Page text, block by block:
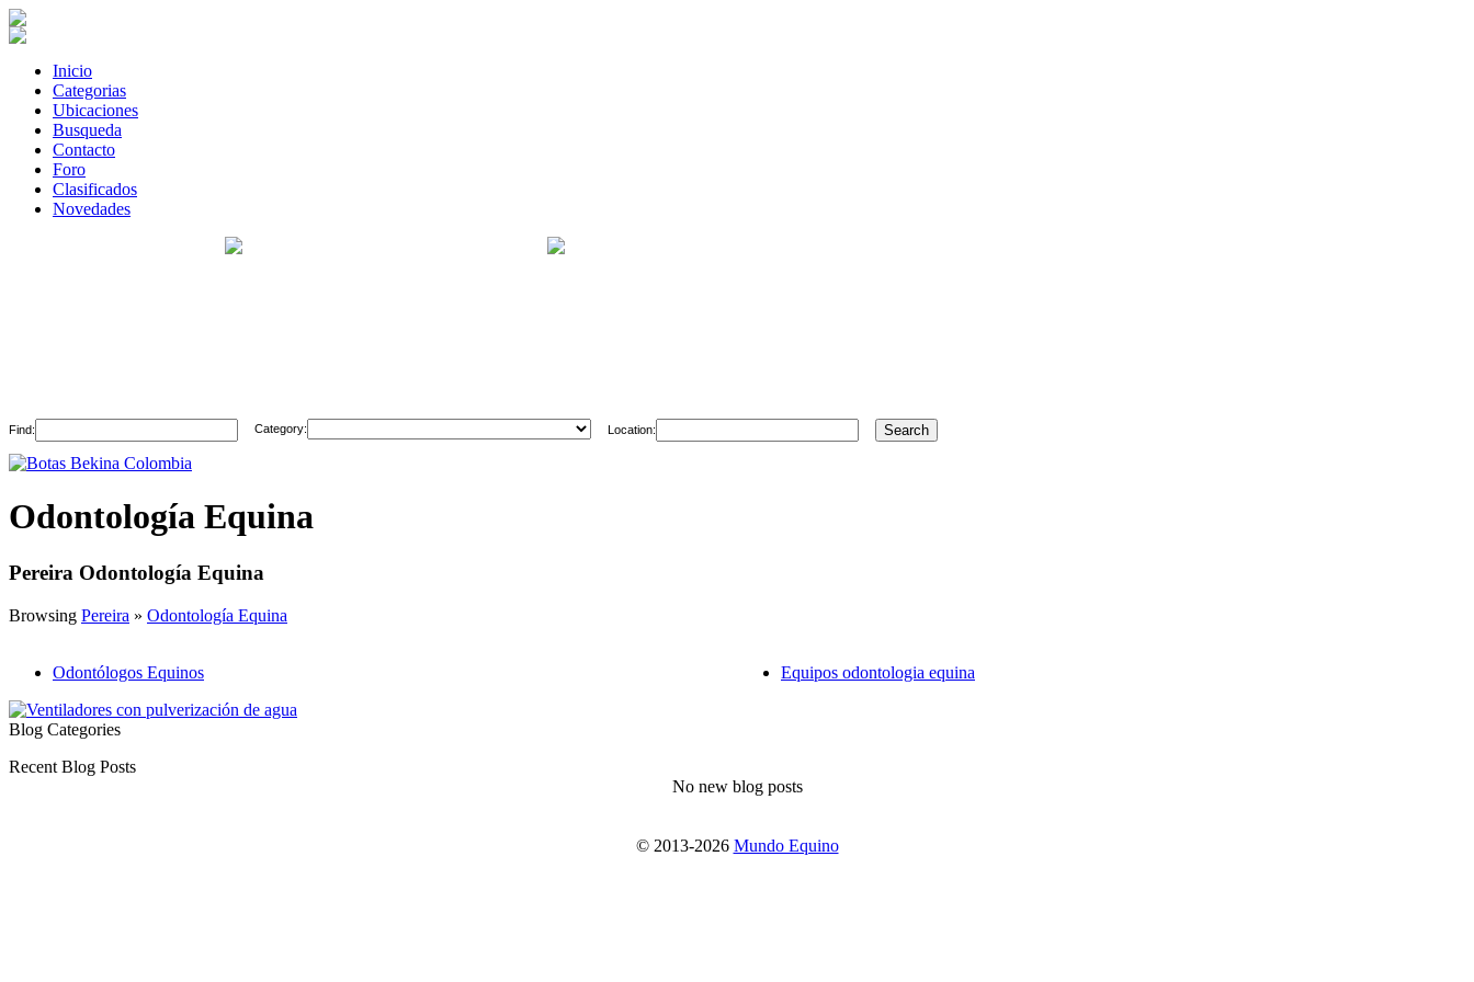
Inicio
Categorias
Ubicaciones
Busqueda
Contacto
Foro
Clasificados
Novedades
Find: Category: Location:
Odontología Equina
Pereira Odontología Equina
Browsing Pereira » Odontología Equina
Odontólogos Equinos Equipos odontologia equina
Blog Categories
Recent Blog Posts
No new blog posts
© 2013-2026 Mundo Equino